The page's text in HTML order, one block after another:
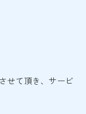
せて頂き、サービ